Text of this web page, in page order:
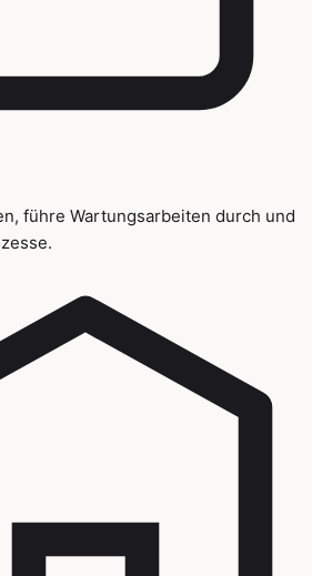
führe Wartungsarbeiten durch und